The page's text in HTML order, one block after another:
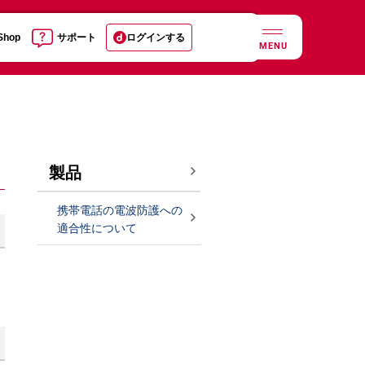
サポート ログインする
MENU
製品
携帯電話の電波防護への
適合性について